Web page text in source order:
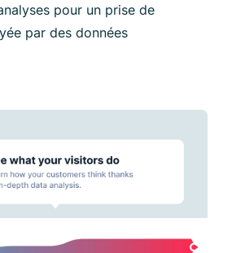
pour un prise de
par des données